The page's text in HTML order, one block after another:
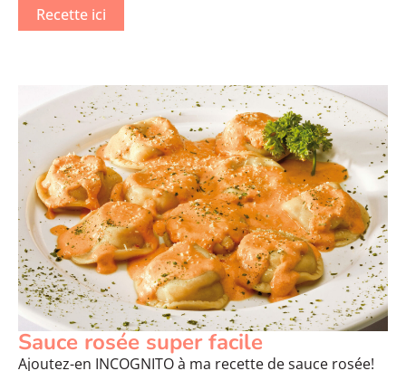
Recette ici
Sauce rosée super facile
Ajoutez-en INCOGNITO à ma recette de sauce rosée!